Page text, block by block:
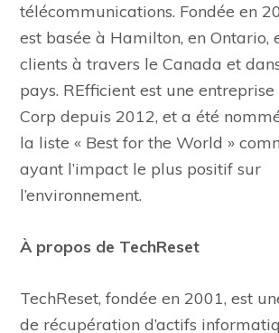
télécommunications. Fondée en
est basée à Hamilton, en Ontario,
clients à travers le Canada et
pays. REfficient est une
Corp depuis 2012, et a été
la liste « Best for the World »
ayant l’impact le plus positif sur
l’environnement.
À propos de TechReset
TechReset, fondée en 2001, est
de récupération d’actifs